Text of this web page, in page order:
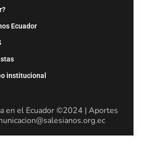
Ecuador
institucional
en el Ecuador ©2024 | Aportes